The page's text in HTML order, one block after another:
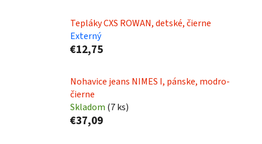
Tepláky CXS ROWAN, detské, čierne
Externý
€12,75
Nohavice jeans NIMES I, pánske, modro-
čierne
Skladom (7 ks)
€37,09